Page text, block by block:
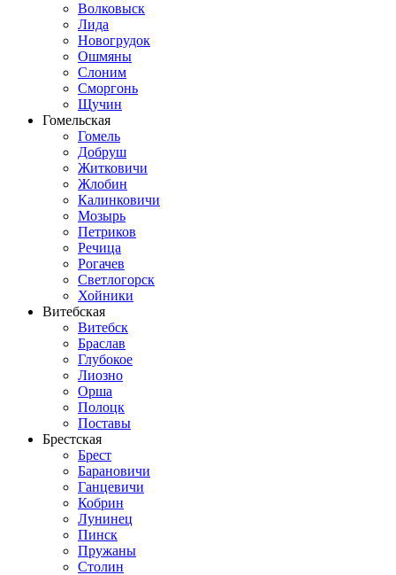
Волковыск
Лида
Новогрудок
Ошмяны
Слоним
Сморгонь
Щучин
Гомельская
Гомель
Добруш
Житковичи
Жлобин
Калинковичи
Мозырь
Петриков
Речица
Рогачев
Светлогорск
Хойники
Витебская
Витебск
Браслав
Глубокое
Лиозно
Орша
Полоцк
Поставы
Брестская
Брест
Барановичи
Ганцевичи
Кобрин
Лунинец
Пинск
Пружаны
Столин